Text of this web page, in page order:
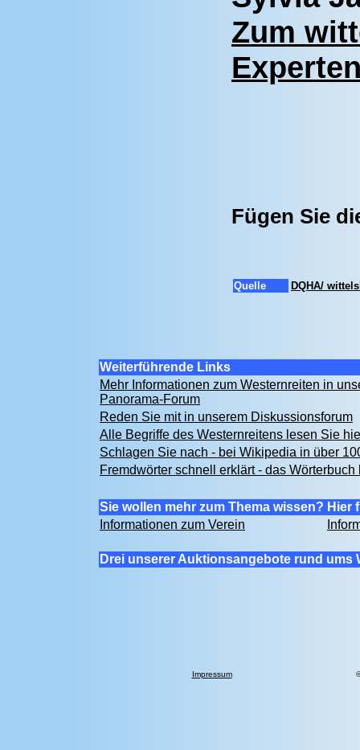
Zum
Fügen Sie
Quelle DQHA/
Weiterführende Links
Mehr Informationen zum Westernreiten in
Panorama-Forum
Reden Sie mit in unserem Diskussionsforum
Alle Begriffe des Westernreitens lesen Sie
Schlagen Sie nach - bei Wikipedia in über
Fremdwörter schnell erklärt - das Wörterbuch
Sie wollen mehr zum Thema wissen? Hier
Informationen zum Verein
Drei unserer Auktionsangebote rund ums
Impressum